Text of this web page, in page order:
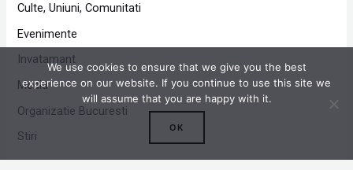
Culte, Uniuni, Comunitati
Evenimente
Invatamant
Media
Organizatie Bucuresti
Stiri
We use cookies to ensure that we give you the best
experience on our website. If you continue to use this site we
will assume that you are happy with it.
OK